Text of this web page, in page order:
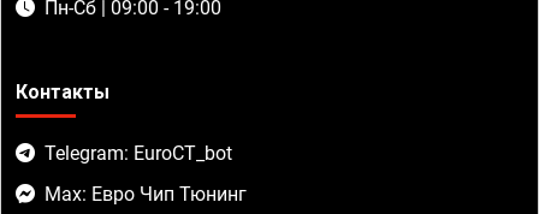
Пн-Сб | 09:00 - 19:00
Контакты
Telegram: EuroCT_bot
Max: Евро Чип Тюнинг